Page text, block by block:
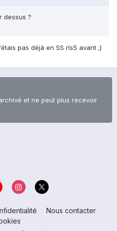
dessus ?
pas déjà en SS rls5 avant ;)
et ne peut plus recevoir
Nous contacter